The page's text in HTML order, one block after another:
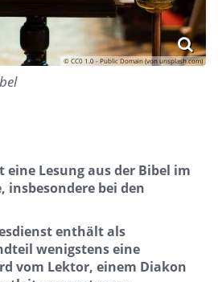
© CC0 1.0 - Public Domain (von unsplash.com)
eine Lesung aus der Bibel im
insbesondere bei den
enthält als
wenigstens eine
vom Lektor, einem Diakon